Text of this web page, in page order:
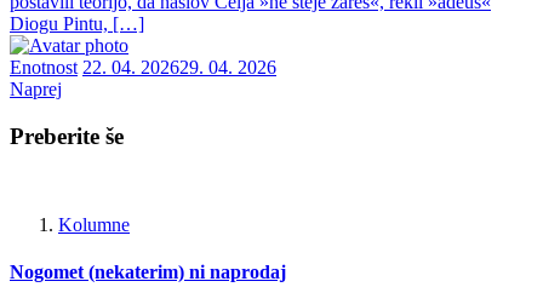
Diogu Pintu, […]
Enotnost 22. 04. 202629. 04. 2026
Naprej
Preberite še
Kolumne
Nogomet (nekaterim) ni naprodaj